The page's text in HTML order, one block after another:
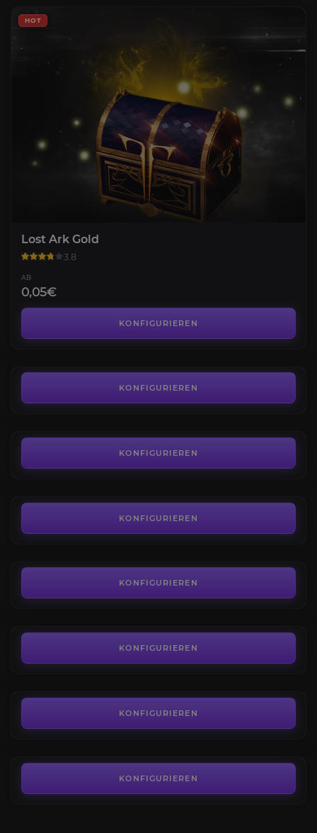
HOT
Lost Ark Gold
3.8
AB
0,05€
KONFIGURIEREN
KONFIGURIEREN
Vykas-Legions-Raid
KONFIGURIEREN
KONFIGURIEREN
KONFIGURIEREN
Kayangel Abgrund Dungeon
KONFIGURIEREN
Thaemine (Legions-)Raid
KONFIGURIEREN
KONFIGURIEREN